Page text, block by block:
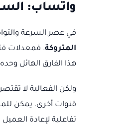
واتساب:
في عصر السرعة
المتروكة. فمعدلات فتح رسائل
هذا الفارق الهائل
ولكن الفعالية لا
قنوات أخرى. يمكن
تفاعلية لإعادة